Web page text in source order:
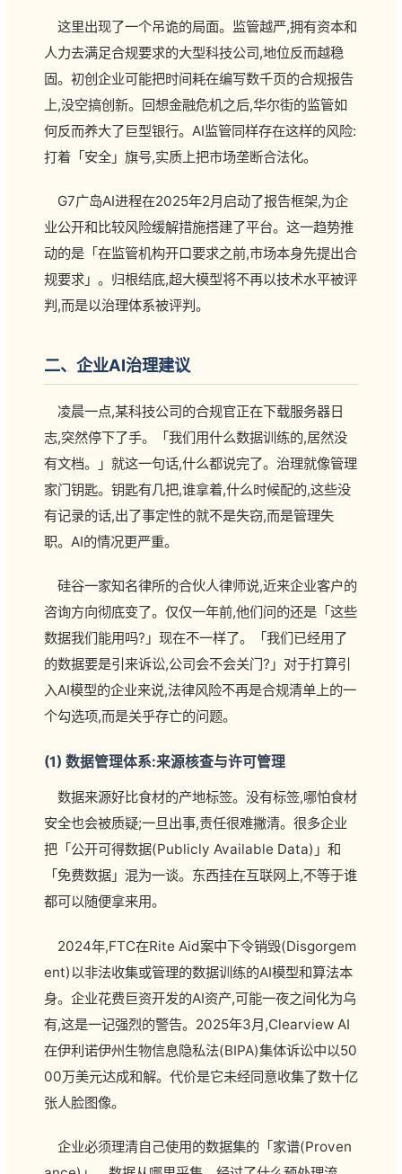
这里出现了一个吊诡的局面。监管越严,拥有资本和
人力去满足合规要求的大型科技公司,地位反而越稳
固。初创企业可能把时间耗在编写数千页的合规报告
上,没空搞创新。回想金融危机之后,华尔街的监管如
何反而养大了巨型银行。AI监管同样存在这样的风险:
打着「安全」旗号,实质上把市场垄断合法化。
G7广岛AI进程在2025年2月启动了报告框架,为企
业公开和比较风险缓解措施搭建了平台。这一趋势推
动的是「在监管机构开口要求之前,市场本身先提出合
规要求」。归根结底,超大模型将不再以技术水平被评
判,而是以治理体系被评判。
二、企业AI治理建议
凌晨一点,某科技公司的合规官正在下载服务器日
志,突然停下了手。「我们用什么数据训练的,居然没
有文档。」就这一句话,什么都说完了。治理就像管理
家门钥匙。钥匙有几把,谁拿着,什么时候配的,这些没
有记录的话,出了事定性的就不是失窃,而是管理失
职。AI的情况更严重。
硅谷一家知名律所的合伙人律师说,近来企业客户的
咨询方向彻底变了。仅仅一年前,他们问的还是「这些
数据我们能用吗?」现在不一样了。「我们已经用了
的数据要是引来诉讼,公司会不会关门?」对于打算引
入AI模型的企业来说,法律风险不再是合规清单上的一
个勾选项,而是关乎存亡的问题。
(1) 数据管理体系:来源核查与许可管理
数据来源好比食材的产地标签。没有标签,哪怕食材
安全也会被质疑;一旦出事,责任很难撇清。很多企业
把「公开可得数据(Publicly Available Data)」和
「免费数据」混为一谈。东西挂在互联网上,不等于谁
都可以随便拿来用。
2024年,FTC在Rite Aid案中下令销毁(Disgorgem
ent)以非法收集或管理的数据训练的AI模型和算法本
身。企业花费巨资开发的AI资产,可能一夜之间化为乌
有,这是一记强烈的警告。2025年3月,Clearview AI
在伊利诺伊州生物信息隐私法(BIPA)集体诉讼中以50
00万美元达成和解。代价是它未经同意收集了数十亿
张人脸图像。
企业必须理清自己使用的数据集的「家谱(Proven